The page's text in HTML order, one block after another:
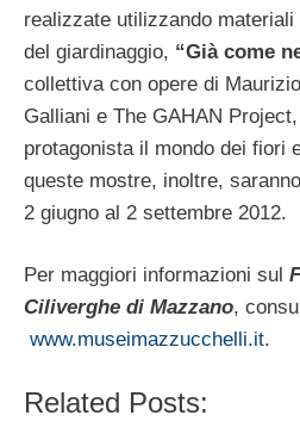
realizzate utilizzando
del giardinaggio, “Già come
collettiva con opere di
Galliani e The GAHAN
protagonista il mondo dei fiori
queste mostre, inoltre,
2 giugno al 2 settembre 2012.
Per maggiori informazioni sul
Ciliverghe di Mazzano,
www.museimazzucchelli.it.
Related Posts: